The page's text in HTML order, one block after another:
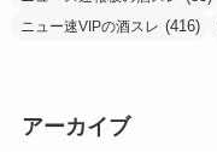
ニュー速VIPの酒スレ (416)
アーカイブ